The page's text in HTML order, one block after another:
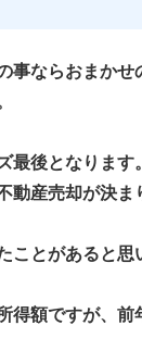
事ならおまかせ
後となります
動産売却が決
とがあると思
得額ですが、